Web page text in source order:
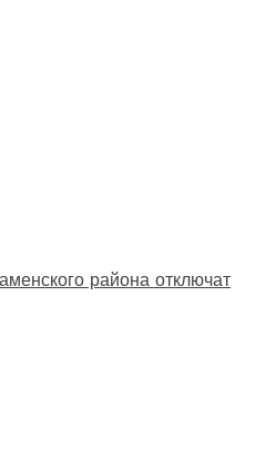
района отключат